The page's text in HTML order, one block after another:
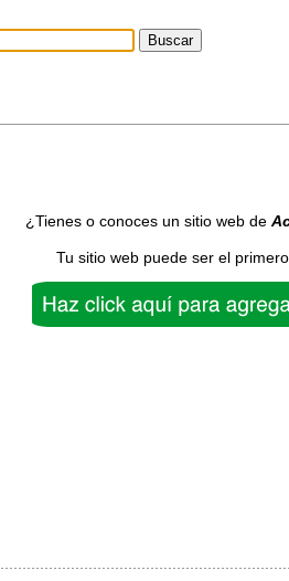
¿Tienes o conoces un sitio web de
Tu sitio web puede ser el